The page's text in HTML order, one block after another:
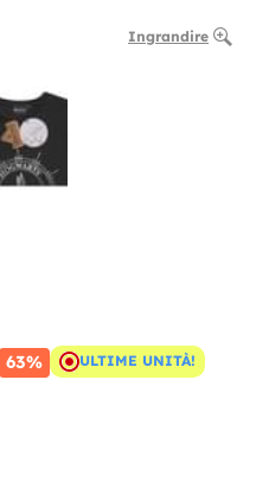
Ingrandire
63% ULTIME UNITÀ!